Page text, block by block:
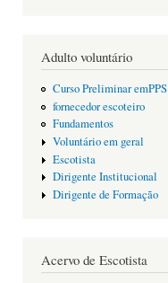
Adulto voluntário
Curso Preliminar emPPS
fornecedor escoteiro
Fundamentos
Voluntário em geral
Escotista
Dirigente Institucional
Dirigente de Formação
Acervo de Escotista